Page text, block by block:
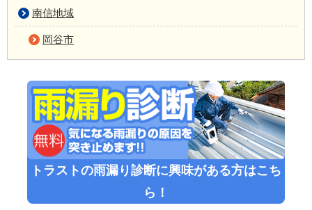
南信地域
岡谷市
トラストの雨漏り診断に興味がある方はこち
ら！